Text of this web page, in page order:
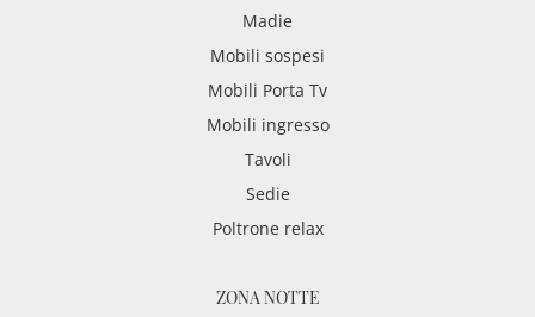
Madie
Mobili sospesi
Mobili Porta Tv
Mobili ingresso
Tavoli
Sedie
Poltrone relax
ZONA NOTTE